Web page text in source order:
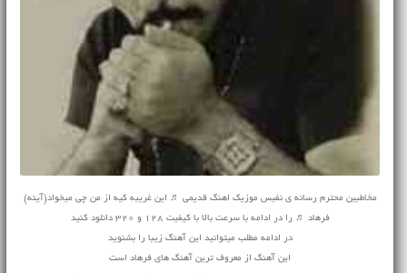
مخاطبین محترم رسانه ی نفیس موزیک اهنگ قدیمی ♬ این غریبه کیه از من چی میخواد(آینه)
فرهاد ♬ را در ادامه با سرعت بالا با کیفیت 128 و 320 دانلود کنید
در ادامه مطلب میتوانید این آهنگ زیبا را بشنوید
این آهنگ از معروف ترین آهنگ های فرهاد است